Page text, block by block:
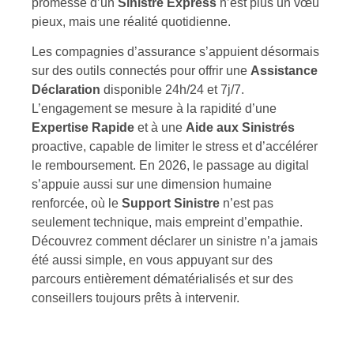
promesse d’un Sinistre Express n’est plus un vœu
pieux, mais une réalité quotidienne.
Les compagnies d’assurance s’appuient désormais
sur des outils connectés pour offrir une Assistance
Déclaration disponible 24h/24 et 7j/7.
L’engagement se mesure à la rapidité d’une
Expertise Rapide et à une Aide aux Sinistrés
proactive, capable de limiter le stress et d’accélérer
le remboursement. En 2026, le passage au digital
s’appuie aussi sur une dimension humaine
renforcée, où le Support Sinistre n’est pas
seulement technique, mais empreint d’empathie.
Découvrez comment déclarer un sinistre n’a jamais
été aussi simple, en vous appuyant sur des
parcours entièrement dématérialisés et sur des
conseillers toujours prêts à intervenir.